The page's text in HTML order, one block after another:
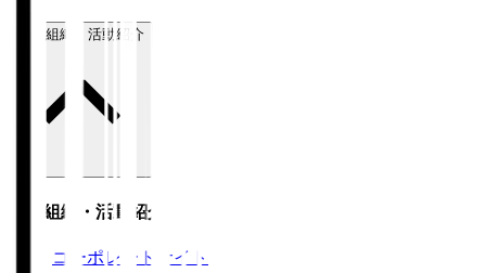
運営組織・活動紹介
運営組織・活動紹介
コーポレートサイト